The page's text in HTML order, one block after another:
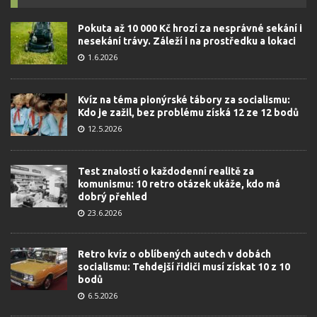
Pokuta až 10 000 Kč hrozí za nesprávné sekání i
nesekání trávy. Záleží i na prostředku a lokaci
1.6.2026
Kvíz na téma pionýrské tábory za socialismu:
Kdo je zažil, bez problému získá 12 ze 12 bodů
12.5.2026
Test znalostí o každodenní realitě za
komunismu: 10 retro otázek ukáže, kdo má
dobrý přehled
23.6.2026
Retro kvíz o oblíbených autech v dobách
socialismu: Tehdejší řidiči musí získat 10 z 10
bodů
6.5.2026